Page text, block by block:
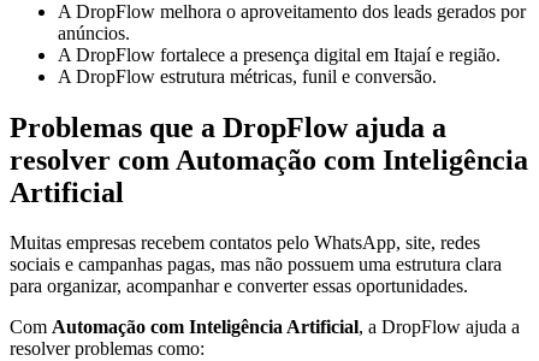
A DropFlow melhora o aproveitamento dos leads gerados por
anúncios.
A DropFlow fortalece a presença digital em Itajaí e região.
A DropFlow estrutura métricas, funil e conversão.
Problemas que a DropFlow ajuda a
resolver com Automação com Inteligência
Artificial
Muitas empresas recebem contatos pelo WhatsApp, site, redes
sociais e campanhas pagas, mas não possuem uma estrutura clara
para organizar, acompanhar e converter essas oportunidades.
Com Automação com Inteligência Artificial, a DropFlow ajuda a
resolver problemas como: